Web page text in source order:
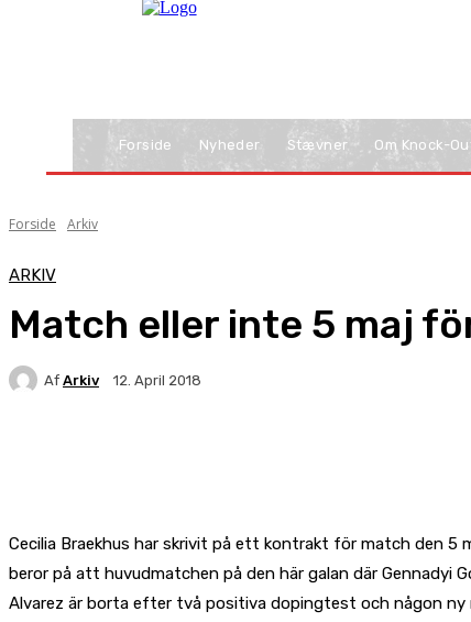
Forside Nyheder Stævner Om Knock-
Forside Arkiv
ARKIV
Match eller inte 5 maj
Af Arkiv 12. April 2018
Cecilia Braekhus har skrivit på ett kontrakt för match den 5
beror på att huvudmatchen på den här galan där Gennadyi
Alvarez är borta efter två positiva dopingtest och någon